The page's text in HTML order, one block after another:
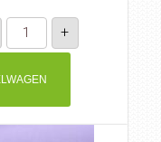
Appeltaart
aantal
+